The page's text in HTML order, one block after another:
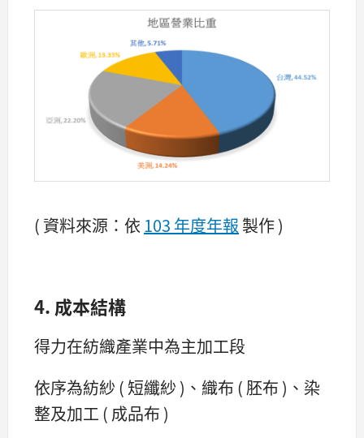
( 資料來源：依103 年度年報製作 )
4. 成本結構
得力在紡織產業中為主加工段
依序為紡紗 ( 短纖紗 )、織布 ( 胚布 )、染
整及加工 ( 成品布 )